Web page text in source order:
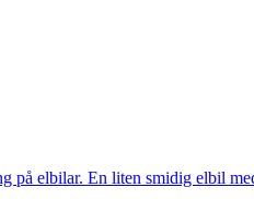
på elbilar. En liten smidig elbil